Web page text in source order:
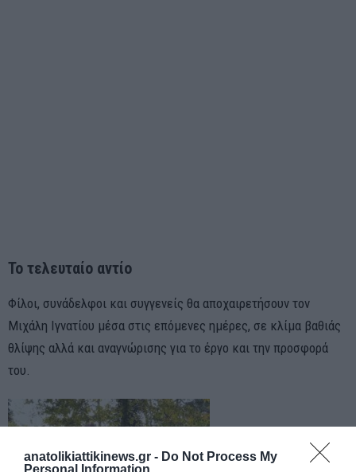
anatolikiattikinews.gr - Do Not Process My
Personal Information
Το τελευταίο αντίο
Φίλοι, συνάδελφοι και συγγενείς θα αποχαιρετήσουν τον
Μιχάλη Ιγνατίου μέσα στις επόμενες ημέρες, σε κλίμα βαθιάς
θλίψης αλλά και αναγνώρισης για το έργο και την προσφορά
του.